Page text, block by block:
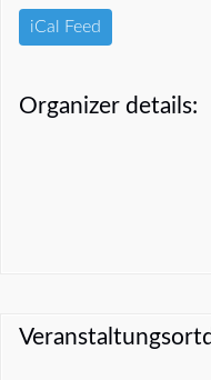
iCal Feed
Organizer details: